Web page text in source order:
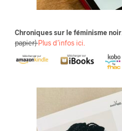
Chroniques sur le féminisme noir
papier)Plus d’infos ici.